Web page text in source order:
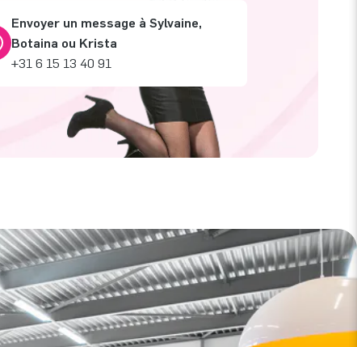
Envoyer un message à Sylvaine,
Botaina ou Krista
+31 6 15 13 40 91